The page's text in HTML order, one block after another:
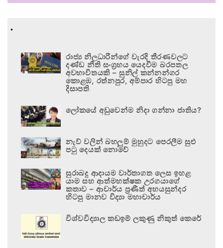
.
රාජ්‍ය නිලධාරීන්ගේ වැරදි තීරණවලට
දණ්ඩ නීති සංග්‍රහය යෙදවීම බරපතල
අවභාවිතයකි – සුනිල් කන්නන්ගර
කොළඹ, රත්නපුර, අම්පාර හිටපු මහ
දිසාපති
ලෝකයේ අඩුවෙන්ම නිදා ගන්නා ජාතිය?
නැව් වලින් බහලුම් මුහුදට පෙරලීම සුළු
පටු දෙයක් නොවේ
සුරාබදු ආදායම වාර්තාගත ලෙස ඉහළ
යාම සහ ආත්මභක්ෂක උරගයාගේ
කතාව – ආචාර්ය ප්‍රණීත් අභයසුන්දර
හිටපු මානව විද්‍යා මහාචාර්ය
විශ්වවිද්‍යාල කඩඉම් ලකුණු නිකුත් කෙරේ